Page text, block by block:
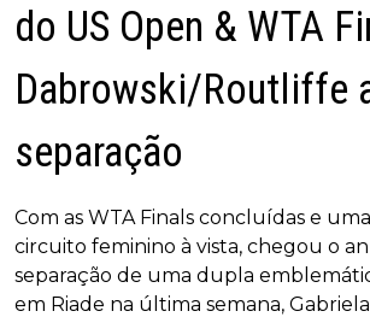
do US Open & WTA
Dabrowski/Routliffe
separação
Com as WTA Finals concluídas e
circuito feminino à vista, chegou o
separação de uma dupla
em Riade na última semana,